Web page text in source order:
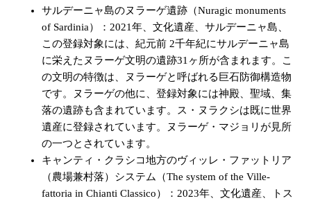
サルデーニャ島のヌラーゲ遺跡（Nuragic monuments
of Sardinia）：2021年、文化遺産、サルデーニャ島、
この登録対象には、紀元前 2千年紀にサルデーニャ島
に栄えたヌラーゲ文明の遺跡31ヶ所が含まれます。こ
の文明の特徴は、ヌラーゲと呼ばれる巨石防御構造物
です。ヌラーゲの他に、登録対象には神殿、聖域、集
落の遺跡も含まれています。ス・ヌラクシは既に世界
遺産に登録されています。ヌラーゲ・マジョリが見所
の一つとされています。
キャンティ・クラシコ地方のヴィッレ・ファットリア
（農場兼村落）システム（The system of the Ville-
fattoria in Chianti Classico）：2023年、文化遺産、トス